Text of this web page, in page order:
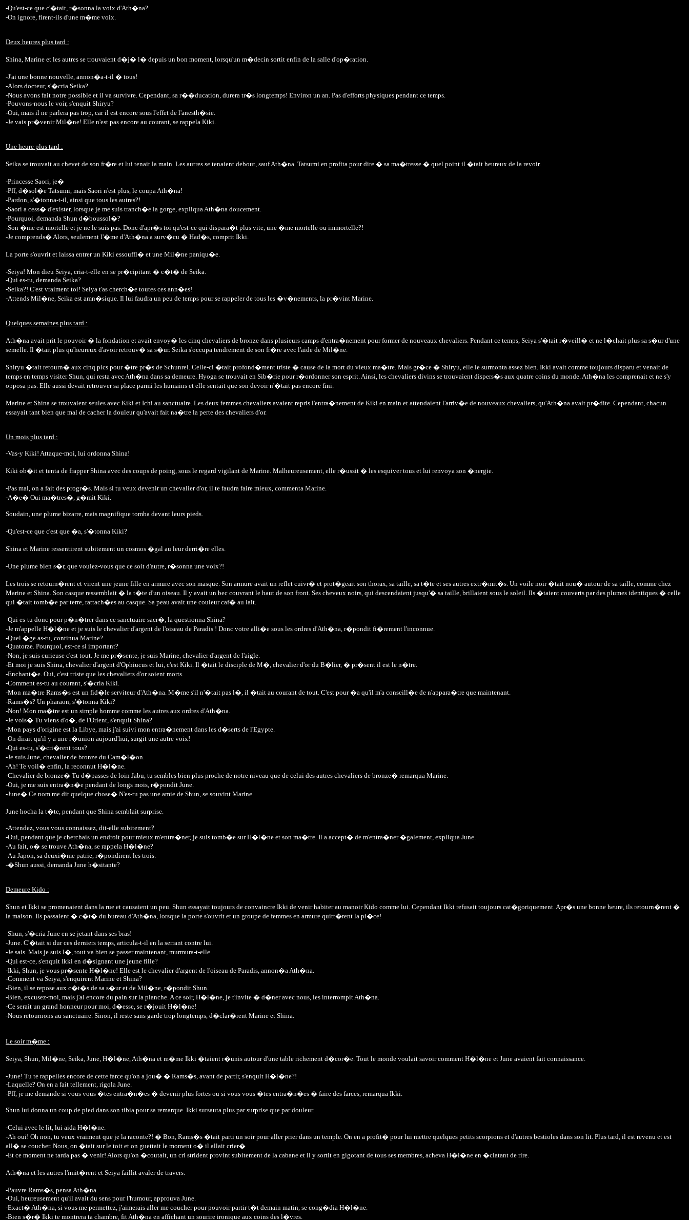
-Qu'est-ce que c'�tait, r�sonna la voix d'Ath�na?
-On ignore, firent-ils d'une m�me voix.
Deux heures plus tard :
Shina, Marine et les autres se trouvaient d�j� l� depuis un bon moment, lorsqu'un m�decin sortit enfin de la salle d'op�ration.
-J'ai une bonne nouvelle, annon�a-t-il � tous!
-Alors docteur, s'�cria Seika?
-Nous avons fait notre possible et il va survivre. Cependant, sa r��ducation, durera tr�s longtemps! Environ un an. Pas d'efforts physiques pendant ce temps.
-Pouvons-nous le voir, s'enquit Shiryu?
-Oui, mais il ne parlera pas trop, car il est encore sous l'effet de l'anesth�sie.
-Je vais pr�venir Mil�ne! Elle n'est pas encore au courant, se rappela Kiki.
Une heure plus tard :
Seika se trouvait au chevet de son fr�re et lui tenait la main. Les autres se tenaient debout, sauf Ath�na. Tatsumi en profita pour dire � sa ma�tresse � quel point il �tait heureux de la revoir.
-Princesse Saori, je�
-Pff, d�sol�e Tatsumi, mais Saori n'est plus, le coupa Ath�na!
-Pardon, s'�tonna-t-il, ainsi que tous les autres?!
-Saori a cess� d'exister, lorsque je me suis tranch�e la gorge, expliqua Ath�na doucement.
-Pourquoi, demanda Shun d�boussol�?
-Son �me est mortelle et je ne le suis pas. Donc d'apr�s toi qu'est-ce qui dispara�t plus vite, une �me mortelle ou immortelle?!
-Je comprends� Alors, seulement l'�me d'Ath�na a surv�cu � Had�s, comprit Ikki.
La porte s'ouvrit et laissa entrer un Kiki essouffl� et une Mil�ne paniqu�e.
-Seiya! Mon dieu Seiya, cria-t-elle en se pr�cipitant � c�t� de Seika.
-Qui es-tu, demanda Seika?
-Seika?! C'est vraiment toi! Seiya t'as cherch�e toutes ces ann�es!
-Attends Mil�ne, Seika est amn�sique. Il lui faudra un peu de temps pour se rappeler de tous les �v�nements, la pr�vint Marine.
Quelques semaines plus tard :
Ath�na avait prit le pouvoir � la fondation et avait envoy� les cinq chevaliers de bronze dans plusieurs camps d'entra�nement pour former de nouveaux chevaliers. Pendant ce temps, Seiya s'�tait r�veill� et ne l�chait plus sa s�ur d'une
semelle. Il �tait plus qu'heureux d'avoir retrouv� sa s�ur. Seika s'occupa tendrement de son fr�re avec l'aide de Mil�ne.
Shiryu �tait retourn� aux cinq pics pour �tre pr�s de Schunrei. Celle-ci �tait profond�ment triste � cause de la mort du vieux ma�tre. Mais gr�ce � Shiryu, elle le surmonta assez bien. Ikki avait comme toujours disparu et venait de
temps en temps visiter Shun, qui resta avec Ath�na dans sa demeure. Hyoga se trouvait en Sib�rie pour r�ordonner son esprit. Ainsi, les chevaliers divins se trouvaient dispers�s aux quatre coins du monde. Ath�na les comprenait et ne s'y
opposa pas. Elle aussi devait retrouver sa place parmi les humains et elle sentait que son devoir n'�tait pas encore fini.
Marine et Shina se trouvaient seules avec Kiki et Ichi au sanctuaire. Les deux femmes chevaliers avaient repris l'entra�nement de Kiki en main et attendaient l'arriv�e de nouveaux chevaliers, qu'Ath�na avait pr�dite. Cependant, chacun
essayait tant bien que mal de cacher la douleur qu'avait fait na�tre la perte des chevaliers d'or.
Un mois plus tard :
-Vas-y Kiki! Attaque-moi, lui ordonna Shina!
Kiki ob�it et tenta de frapper Shina avec des coups de poing, sous le regard vigilant de Marine. Malheureusement, elle r�ussit � les esquiver tous et lui renvoya son �nergie.
-Pas mal, on a fait des progr�s. Mais si tu veux devenir un chevalier d'or, il te faudra faire mieux, commenta Marine.
-A�e� Oui ma�tres�, g�mit Kiki.
Soudain, une plume bizarre, mais magnifique tomba devant leurs pieds.
-Qu'est-ce que c'est que �a, s'�tonna Kiki?
Shina et Marine ressentirent subitement un cosmos �gal au leur derri�re elles.
-Une plume bien s�r, que voulez-vous que ce soit d'autre, r�sonna une voix?!
Les trois se retourn�rent et virent une jeune fille en armure avec son masque. Son armure avait un reflet cuivr� et prot�geait son thorax, sa taille, sa t�te et ses autres extr�mit�s. Un voile noir �tait nou� autour de sa taille, comme chez
Marine et Shina. Son casque ressemblait � la t�te d'un oiseau. Il y avait un bec couvrant le haut de son front. Ses cheveux noirs, qui descendaient jusqu'� sa taille, brillaient sous le soleil. Ils �taient couverts par des plumes identiques � celle
qui �tait tomb�e par terre, rattach�es au casque. Sa peau avait une couleur caf� au lait.
-Qui es-tu donc pour p�n�trer dans ce sanctuaire sacr�, la questionna Shina?
-Je m'appelle H�l�ne et je suis le chevalier d'argent de l'oiseau de Paradis ! Donc votre alli�e sous les ordres d'Ath�na, r�pondit fi�rement l'inconnue.
-Quel �ge as-tu, continua Marine?
-Quatorze. Pourquoi, est-ce si important?
-Non, je suis curieuse c'est tout. Je me pr�sente, je suis Marine, chevalier d'argent de l'aigle.
-Et moi je suis Shina, chevalier d'argent d'Ophiucus et lui, c'est Kiki. Il �tait le disciple de M�, chevalier d'or du B�lier, � pr�sent il est le n�tre.
-Enchant�e. Oui, c'est triste que les chevaliers d'or soient morts.
-Comment es-tu au courant, s'�cria Kiki.
-Mon ma�tre Rams�s est un fid�le serviteur d'Ath�na. M�me s'il n'�tait pas l�, il �tait au courant de tout. C'est pour �a qu'il m'a conseill�e de n'appara�tre que maintenant.
-Rams�s? Un pharaon, s'�tonna Kiki?
-Non! Mon ma�tre est un simple homme comme les autres aux ordres d'Ath�na.
-Je vois� Tu viens d'o�, de l'Orient, s'enquit Shina?
-Mon pays d'origine est la Libye, mais j'ai suivi mon entra�nement dans les d�serts de l'Egypte.
-On dirait qu'il y a une r�union aujourd'hui, surgit une autre voix!
-Qui es-tu, s'�cri�rent tous?
-Je suis June, chevalier de bronze du Cam�l�on.
-Ah! Te voil� enfin, la reconnut H�l�ne.
-Chevalier de bronze� Tu d�passes de loin Jabu, tu sembles bien plus proche de notre niveau que de celui des autres chevaliers de bronze� remarqua Marine.
-Oui, je me suis entra�n�e pendant de longs mois, r�pondit June.
-June� Ce nom me dit quelque chose� N'es-tu pas une amie de Shun, se souvint Marine.
June hocha la t�te, pendant que Shina semblait surprise.
-Attendez, vous vous connaissez, dit-elle subitement?
-Oui, pendant que je cherchais un endroit pour mieux m'entra�ner, je suis tomb�e sur H�l�ne et son ma�tre. Il a accept� de m'entra�ner �galement, expliqua June.
-Au fait, o� se trouve Ath�na, se rappela H�l�ne?
-Au Japon, sa deuxi�me patrie, r�pondirent les trois.
-�Shun aussi, demanda June h�sitante?
Demeure Kido :
Shun et Ikki se promenaient dans la rue et causaient un peu. Shun essayait toujours de convaincre Ikki de venir habiter au manoir Kido comme lui. Cependant Ikki refusait toujours cat�goriquement. Apr�s une bonne heure, ils retourn�rent �
la maison. Ils passaient � c�t� du bureau d'Ath�na, lorsque la porte s'ouvrit et un groupe de femmes en armure quitt�rent la pi�ce!
-Shun, s'�cria June en se jetant dans ses bras!
-June. C'�tait si dur ces derniers temps, articula-t-il en la serrant contre lui.
-Je sais. Mais je suis l�, tout va bien se passer maintenant, murmura-t-elle.
-Qui est-ce, s'enquit Ikki en d�signant une jeune fille?
-Ikki, Shun, je vous pr�sente H�l�ne! Elle est le chevalier d'argent de l'oiseau de Paradis, annon�a Ath�na.
-Comment va Seiya, s'enquirent Marine et Shina?
-Bien, il se repose aux c�t�s de sa s�ur et de Mil�ne, r�pondit Shun.
-Bien, excusez-moi, mais j'ai encore du pain sur la planche. A ce soir, H�l�ne, je t'invite � d�ner avec nous, les interrompit Ath�na.
-Ce serait un grand honneur pour moi, d�esse, se r�jouit H�l�ne!
-Nous retournons au sanctuaire. Sinon, il reste sans garde trop longtemps, d�clar�rent Marine et Shina.
Le soir m�me :
Seiya, Shun, Mil�ne, Seika, June, H�l�ne, Ath�na et m�me Ikki �taient r�unis autour d'une table richement d�cor�e. Tout le monde voulait savoir comment H�l�ne et June avaient fait connaissance.
-June! Tu te rappelles encore de cette farce qu'on a jou� � Rams�s, avant de partir, s'enquit H�l�ne?!
-Laquelle? On en a fait tellement, rigola June.
-Pff, je me demande si vous vous �tes entra�n�es � devenir plus fortes ou si vous vous �tes entra�n�es � faire des farces, remarqua Ikki.
Shun lui donna un coup de pied dans son tibia pour sa remarque. Ikki sursauta plus par surprise que par douleur.
-Celui avec le lit, lui aida H�l�ne.
-Ah oui! Oh non, tu veux vraiment que je la raconte?! � Bon, Rams�s �tait parti un soir pour aller prier dans un temple. On en a profit� pour lui mettre quelques petits scorpions et d'autres bestioles dans son lit. Plus tard, il est revenu et est
all� se coucher. Nous, on �tait sur le toit et on guettait le moment o� il allait crier�
-Et ce moment ne tarda pas � venir! Alors qu'on �coutait, un cri strident provint subitement de la cabane et il y sortit en gigotant de tous ses membres, acheva H�l�ne en �clatant de rire.
Ath�na et les autres l'imit�rent et Seiya faillit avaler de travers.
-Pauvre Rams�s, pensa Ath�na.
-Oui, heureusement qu'il avait du sens pour l'humour, approuva June.
-Exact� Ath�na, si vous me permettez, j'aimerais aller me coucher pour pouvoir partir t�t demain matin, se cong�dia H�l�ne.
-Bien s�r� Ikki te montrera ta chambre, fit Ath�na en affichant un sourire ironique aux coins des l�vres.